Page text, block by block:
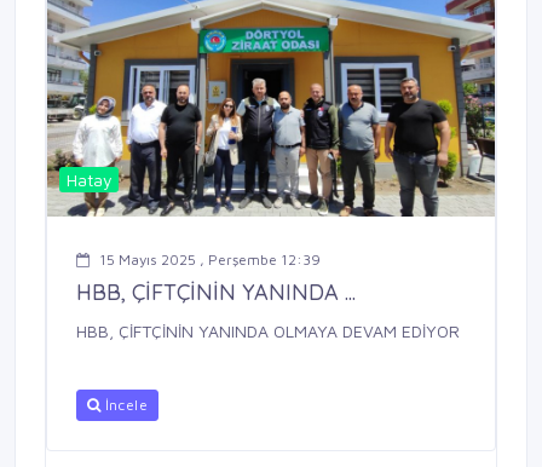
Hatay
15 Mayıs 2025 , Perşembe 12:39
HBB, ÇİFTÇİNİN YANINDA ...
HBB, ÇİFTÇİNİN YANINDA OLMAYA DEVAM EDİYOR
İncele